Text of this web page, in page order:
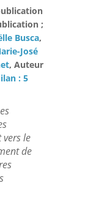
;
Busca,
José
, Auteur
: 5
le
de